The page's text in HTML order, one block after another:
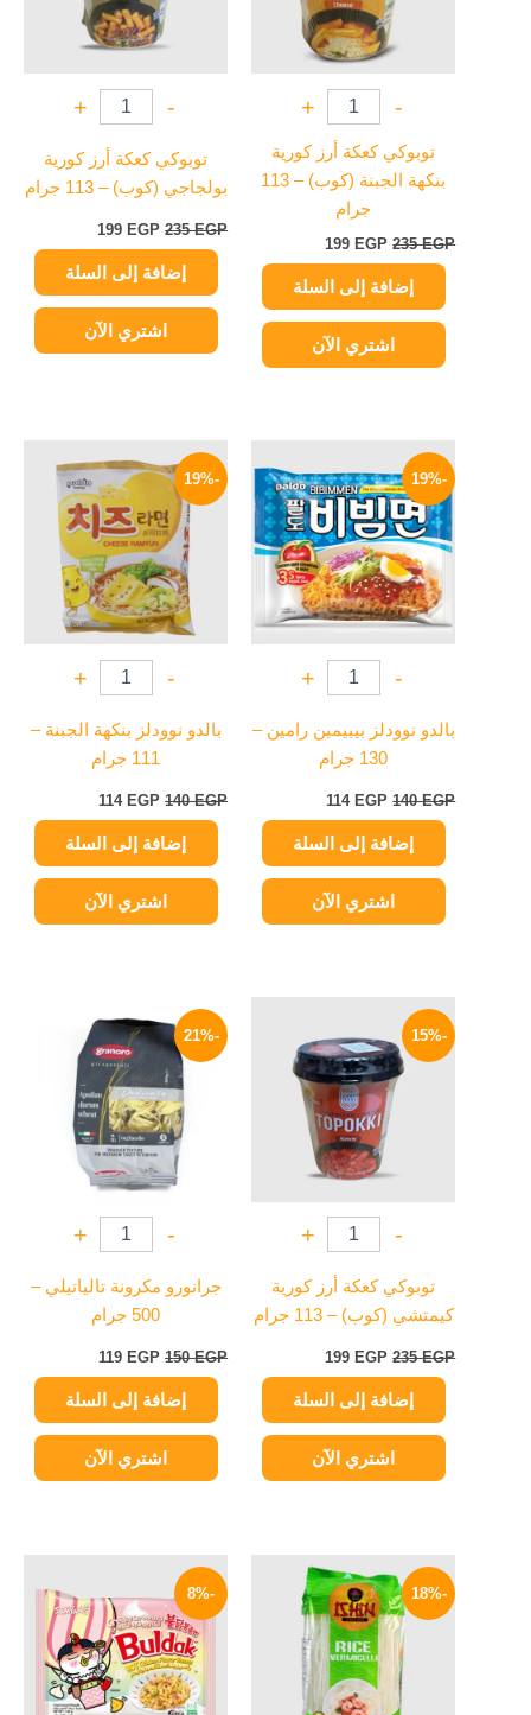
-
+
توبوكي كعكة أرز كورية
بنكهة الجبنة (كوب) – 113
جرام
235EGP
199 EGP
إضافة إلى السلة
اشتري الآن
-
+
توبوكي كعكة أرز كورية
بولجاجي (كوب) – 113 جرام
235EGP
199 EGP
إضافة إلى السلة
اشتري الآن
-19%
-
+
بالدو نوودلز بيبيمين رامين –
130 جرام
140EGP
الأصلي
هو:
140 EGP.
114 EGP
الحالي
هو:
114 EGP.
إضافة إلى السلة
اشتري الآن
-19%
-
+
بالدو نوودلز بنكهة الجبنة –
111 جرام
140EGP
الأصلي
140 EGP.
114 EGP
الحالي
هو:
114 EGP.
إضافة إلى السلة
اشتري الآن
-15%
-
+
توبوكي كعكة أرز كورية
كيمتشي (كوب) – 113 جرام
235EGP
هو:
235 EGP.
199 EGP
هو:
199 EGP.
إضافة إلى السلة
اشتري الآن
-21%
-
+
جرانورو مكرونة تالياتيلي –
500 جرام
150EGP
الأصلي
هو:
119 EGP
الحالي
هو:
119 EGP.
إضافة إلى السلة
اشتري الآن
-18%
الأصلي
هو:
145 EGP.
السعر
الحالي
هو:
119 EGP.
-8%
هو:
140 EGP.
هو:
129 EGP.